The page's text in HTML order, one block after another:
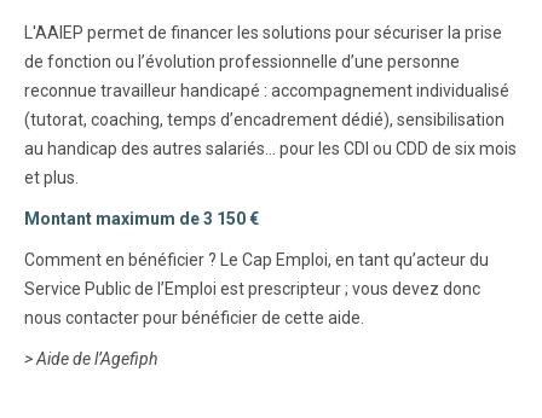
L'AAIEP permet de financer les solutions pour sécuriser la prise
de fonction ou l’évolution professionnelle d’une personne
reconnue travailleur handicapé : accompagnement individualisé
(tutorat, coaching, temps d’encadrement dédié), sensibilisation
au handicap des autres salariés… pour les CDI ou CDD de six mois
et plus.
Montant maximum de 3 150 €
Comment en bénéficier ? Le Cap Emploi, en tant qu’acteur du
Service Public de l’Emploi est prescripteur ; vous devez donc
nous contacter pour bénéficier de cette aide.
> Aide de l’Agefiph